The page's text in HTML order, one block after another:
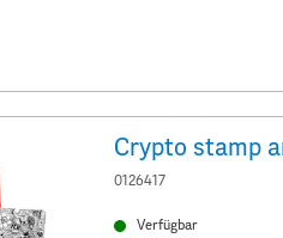
Crypto stamp
0126417
Verfügbar